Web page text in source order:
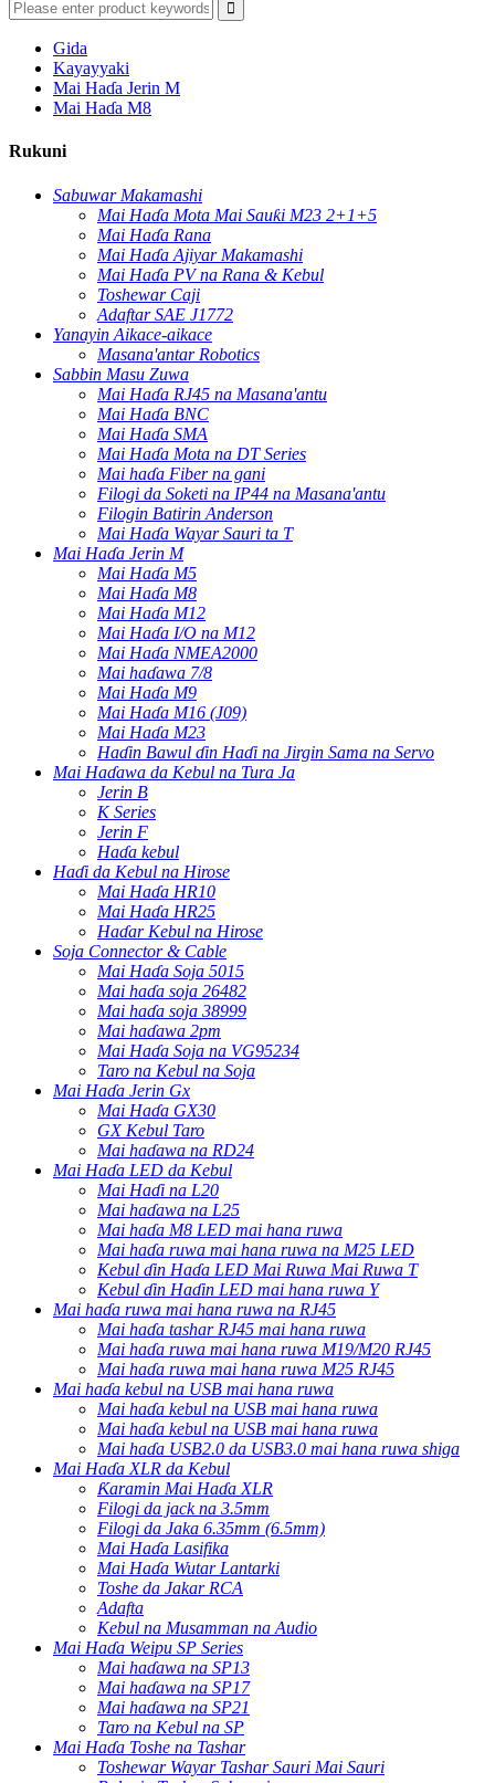
Gida
Kayayyaki
Mai Haɗa Jerin M
Mai Haɗa M8
Rukuni
Sabuwar Makamashi
Mai Haɗa Mota Mai Sauƙi M23 2+1+5
Mai Haɗa Rana
Mai Haɗa Ajiyar Makamashi
Mai Haɗa PV na Rana & Kebul
Toshewar Caji
Adaftar SAE J1772
Yanayin Aikace-aikace
Masana'antar Robotics
Sabbin Masu Zuwa
Mai Haɗa RJ45 na Masana'antu
Mai Haɗa BNC
Mai Haɗa SMA
Mai Haɗa Mota na DT Series
Mai haɗa Fiber na gani
Filogi da Soketi na IP44 na Masana'antu
Filogin Batirin Anderson
Mai Haɗa Wayar Sauri ta T
Mai Haɗa Jerin M
Mai Haɗa M5
Mai Haɗa M8
Mai Haɗa M12
Mai Haɗa I/O na M12
Mai Haɗa NMEA2000
Mai haɗawa 7/8
Mai Haɗa M9
Mai Haɗa M16 (J09)
Mai Haɗa M23
Haɗin Bawul ɗin Haɗi na Jirgin Sama na Servo
Mai Haɗawa da Kebul na Tura Ja
Jerin B
K Series
Jerin F
Haɗa kebul
Haɗi da Kebul na Hirose
Mai Haɗa HR10
Mai Haɗa HR25
Haɗar Kebul na Hirose
Soja Connector & Cable
Mai Haɗa Soja 5015
Mai haɗa soja 26482
Mai haɗa soja 38999
Mai haɗawa 2pm
Mai Haɗa Soja na VG95234
Taro na Kebul na Soja
Mai Haɗa Jerin Gx
Mai Haɗa GX30
GX Kebul Taro
Mai haɗawa na RD24
Mai Haɗa LED da Kebul
Mai Haɗi na L20
Mai haɗawa na L25
Mai haɗa M8 LED mai hana ruwa
Mai haɗa ruwa mai hana ruwa na M25 LED
Kebul ɗin Haɗa LED Mai Ruwa Mai Ruwa T
Kebul ɗin Haɗin LED mai hana ruwa Y
Mai haɗa ruwa mai hana ruwa na RJ45
Mai haɗa tashar RJ45 mai hana ruwa
Mai haɗa ruwa mai hana ruwa M19/M20 RJ45
Mai haɗa ruwa mai hana ruwa M25 RJ45
Mai haɗa kebul na USB mai hana ruwa
Mai haɗa kebul na USB mai hana ruwa
Mai haɗa kebul na USB mai hana ruwa
Mai haɗa USB2.0 da USB3.0 mai hana ruwa shiga
Mai Haɗa XLR da Kebul
Ƙaramin Mai Haɗa XLR
Filogi da jack na 3.5mm
Filogi da Jaka 6.35mm (6.5mm)
Mai Haɗa Lasifika
Mai Haɗa Wutar Lantarki
Toshe da Jakar RCA
Adafta
Kebul na Musamman na Audio
Mai Haɗa Weipu SP Series
Mai haɗawa na SP13
Mai haɗawa na SP17
Mai haɗawa na SP21
Taro na Kebul na SP
Mai Haɗa Toshe na Tashar
Toshewar Wayar Tashar Sauri Mai Sauri